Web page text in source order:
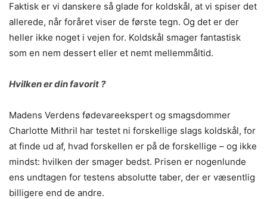
Faktisk er vi danskere så glade for koldskål, at vi spiser det
allerede, når foråret viser de første tegn. Og det er der
heller ikke noget i vejen for. Koldskål smager fantastisk
som en nem dessert eller et nemt mellemmåltid.
Hvilken er din favorit ?
Madens Verdens fødevareekspert og smagsdommer
Charlotte Mithril har testet ni forskellige slags koldskål, for
at finde ud af, hvad forskellen er på de forskellige – og ikke
mindst: hvilken der smager bedst. Prisen er nogenlunde
ens undtagen for testens absolutte taber, der er væsentlig
billigere end de andre.